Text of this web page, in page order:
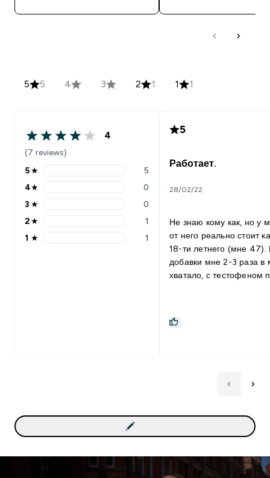
5 5 4 3 2 1 1 1
4
(7 reviews)
5★
5
4★
0
3 ★
0
2★
1
1 ★ 1
5
Работает.
28/02/22
Не знаю кому как, но у
от него реально стоит
18-ти летнего (мне 47).
добавки мне 2-3 раза в
хватало, с тестофеном
рекомендую. Данный продукт